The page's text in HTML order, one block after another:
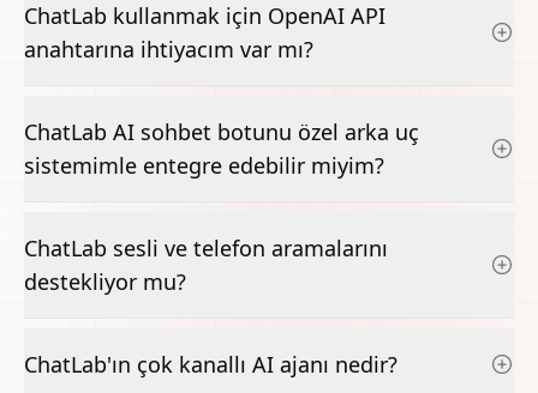
ChatLab kullanmak için OpenAI API
anahtarına ihtiyacım var mı?
ChatLab AI sohbet botunu özel arka uç
sistemimle entegre edebilir miyim?
ChatLab sesli ve telefon aramalarını
destekliyor mu?
ChatLab'ın çok kanallı AI ajanı nedir?